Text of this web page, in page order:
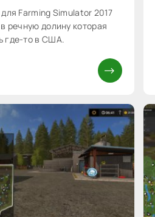
Farming Simulator 2017
речную долину которая
где-то в США.